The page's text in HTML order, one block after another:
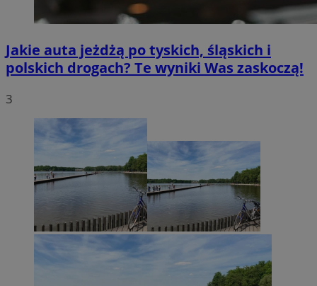
Jakie auta jeżdżą po tyskich, śląskich i
polskich drogach? Te wyniki Was zaskoczą!
3